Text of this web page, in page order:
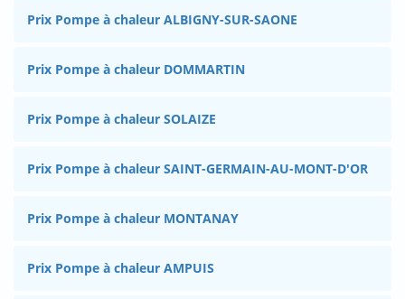
Prix Pompe à chaleur ALBIGNY-SUR-SAONE
Prix Pompe à chaleur DOMMARTIN
Prix Pompe à chaleur SOLAIZE
Prix Pompe à chaleur SAINT-GERMAIN-AU-MONT-D'OR
Prix Pompe à chaleur MONTANAY
Prix Pompe à chaleur AMPUIS